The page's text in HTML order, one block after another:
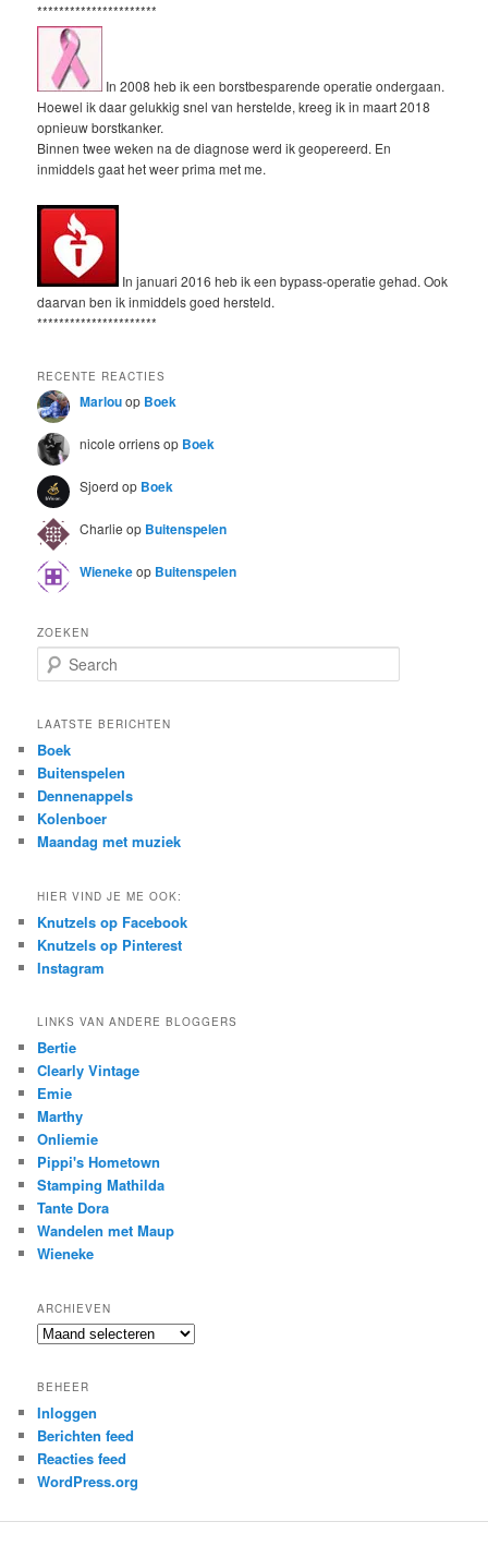
**********************
In 2008 heb ik een borstbesparende operatie ondergaan.
Hoewel ik daar gelukkig snel van herstelde, kreeg ik in maart 2018
opnieuw borstkanker.
Binnen twee weken na de diagnose werd ik geopereerd. En
inmiddels gaat het weer prima met me.
In januari 2016 heb ik een bypass-operatie gehad. Ook
daarvan ben ik inmiddels goed hersteld.
**********************
RECENTE REACTIES
Marlouop Boek
nicole orriensop Boek
Sjoerd op Boek
Charlie op Buitenspelen
Wienekeop Buitenspelen
ZOEKEN
e
r
h
LAATSTE BERICHTEN
Boek
Buitenspelen
Dennenappels
Kolenboer
Maandag met muziek
HIER VIND JE ME OOK:
Knutzels op Facebook
Knutzels op Pinterest
Instagram
LINKS VAN ANDERE BLOGGERS
Bertie
Clearly Vintage
Emie
Marthy
Onliemie
Pippi's Hometown
Stamping Mathilda
Tante Dora
Wandelen met Maup
Wieneke
ARCHIEVEN
Archieven
BEHEER
Inloggen
Berichten feed
Reacties feed
WordPress.org